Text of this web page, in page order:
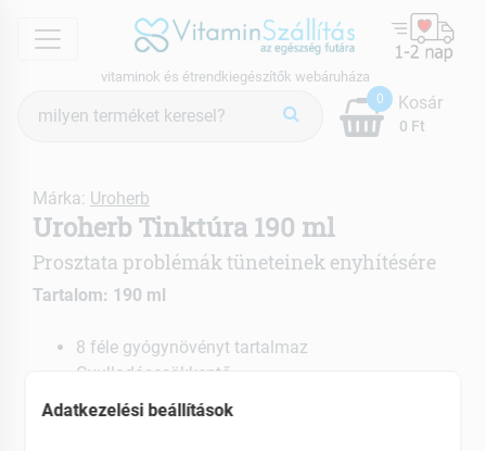
menu
vitaminok és étrendkiegészítők webáruháza
keresés
0
0 Ft
Kosár
Márka: Uroherb
Uroherb Tinktúra 190 ml
Prosztata problémák tüneteinek enyhítésére
Tartalom: 190 ml
8 féle gyógynövényt tartalmaz
Gyulladáscsökkentő
Vizelethajtó hatású
Adatkezelési beállítások